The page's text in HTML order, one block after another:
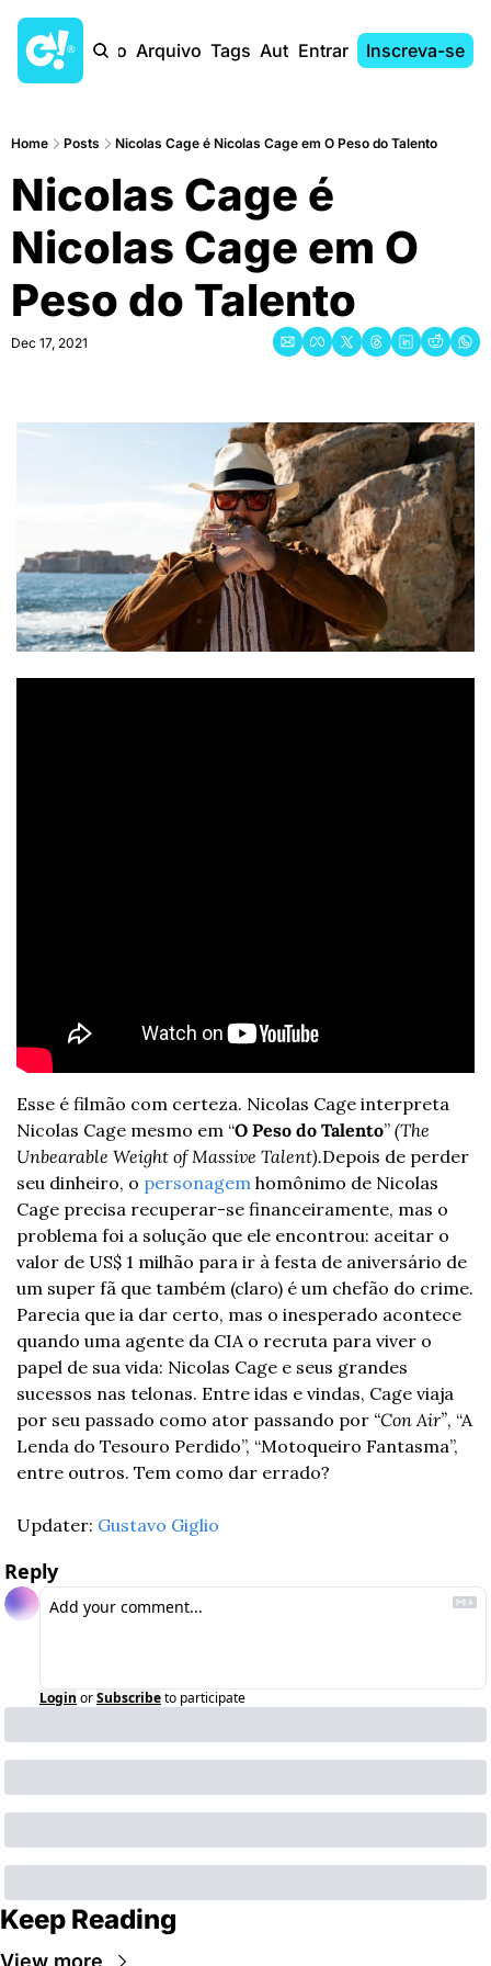
Início Arquivo Tags AutoresEntrar Inscreva-se
Home Posts Nicolas Cage é Nicolas Cage em O Peso do Talento
Nicolas Cage é
Nicolas Cage em O
Peso do Talento
Dec 17, 2021
Esse é filmão com certeza. Nicolas Cage interpreta
Nicolas Cage mesmo em “O Peso do Talento” (The
Unbearable Weight of Massive Talent).Depois de perder
seu dinheiro, o personagem homônimo de Nicolas
Cage precisa recuperar-se financeiramente, mas o
problema foi a solução que ele encontrou: aceitar o
valor de US$ 1 milhão para ir à festa de aniversário de
Parecia que ia dar certo, mas o inesperado acontece
quando uma agente da CIA o recruta para viver o
papel de sua vida: Nicolas Cage e seus grandes
sucessos nas telonas. Entre idas e vindas, Cage viaja
por seu passado como ator passando por “Con Air”, “A
Lenda do Tesouro Perdido”, “Motoqueiro Fantasma”,
entre outros. Tem como dar errado?
Updater: Gustavo Giglio
Reply
Login orSubscribeto participate
Keep Reading
View more